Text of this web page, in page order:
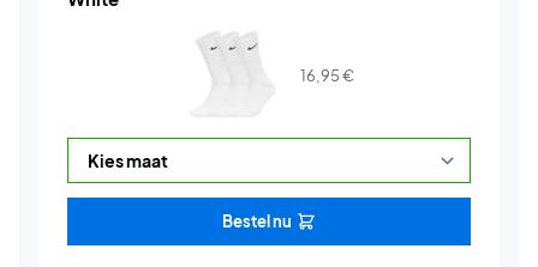
16,95€
Bestel nu